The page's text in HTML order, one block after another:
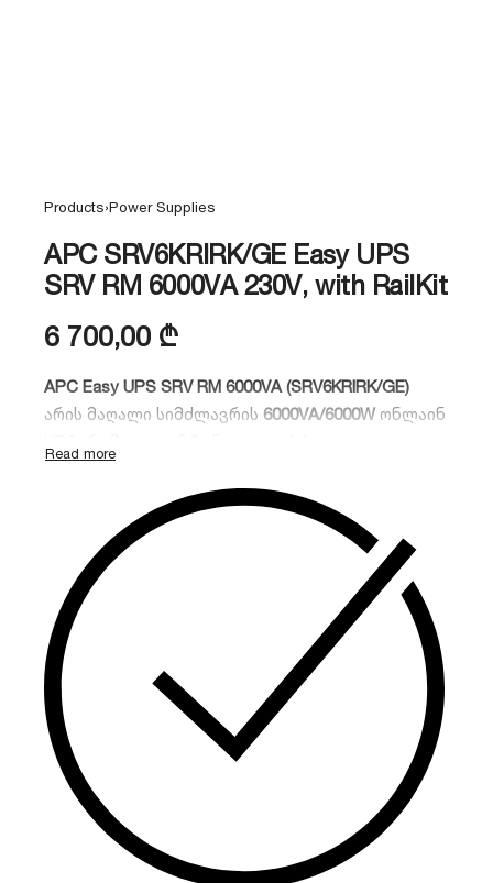
Products›Power Supplies
APC SRV6KRIRK/GE Easy UPS
SRV RM 6000VA 230V, with RailKit
6 700,00 ₾
APC Easy UPS SRV RM 6000VA (SRV6KRIRK/GE)
არის მაღალი სიმძლავრის 6000VA/6000W ონლაინ
ინფრასტრუქტურისთვის.
კომპლექტში მოყვება
სერვერულ კარადაში მონტაჟისთვის.
იდეალურია მონაცემთა ცენტრების,
სერვერებისა
და ქსელური მოწყობილობების მაქსიმალური
დაცვისთვის.